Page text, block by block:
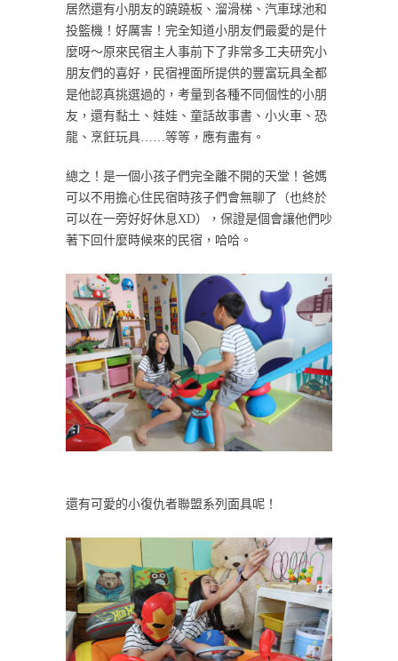
居然還有小朋友的蹺蹺板、溜滑梯、汽車球池和
投籃機！好厲害！完全知道小朋友們最愛的是什
麼呀～原來民宿主人事前下了非常多工夫研究小
朋友們的喜好，民宿裡面所提供的豐富玩具全都
是他認真挑選過的，考量到各種不同個性的小朋
友，還有黏土、娃娃、童話故事書、小火車、恐
龍、烹飪玩具……等等，應有盡有。
總之！是一個小孩子們完全離不開的天堂！爸媽
可以不用擔心住民宿時孩子們會無聊了（也終於
可以在一旁好好休息XD），保證是個會讓他們吵
著下回什麼時候來的民宿，哈哈。
還有可愛的小復仇者聯盟系列面具呢！